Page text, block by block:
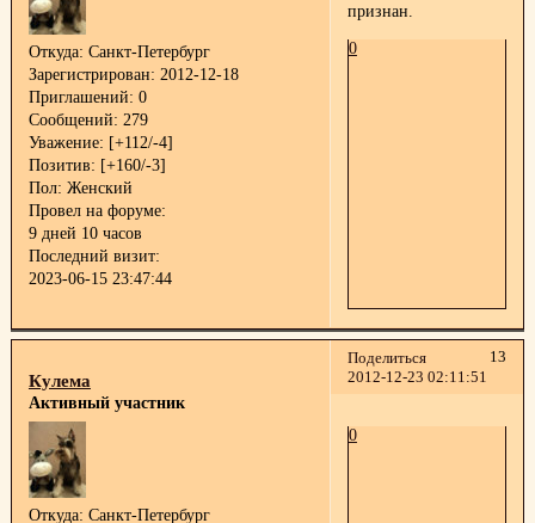
Откуда: Санкт-Петербург
Зарегистрирован: 2012-12-18
Приглашений: 0
Сообщений: 279
Уважение: [+112/-4]
Позитив: [+160/-3]
Пол: Женский
Провел на форуме:
9 дней 10 часов
Последний визит:
2023-06-15 23:47:44
признан.
0
Поделиться
13
2012-12-23 02:11:51
Кулема
Активный участник
Откуда: Санкт-Петербург
0